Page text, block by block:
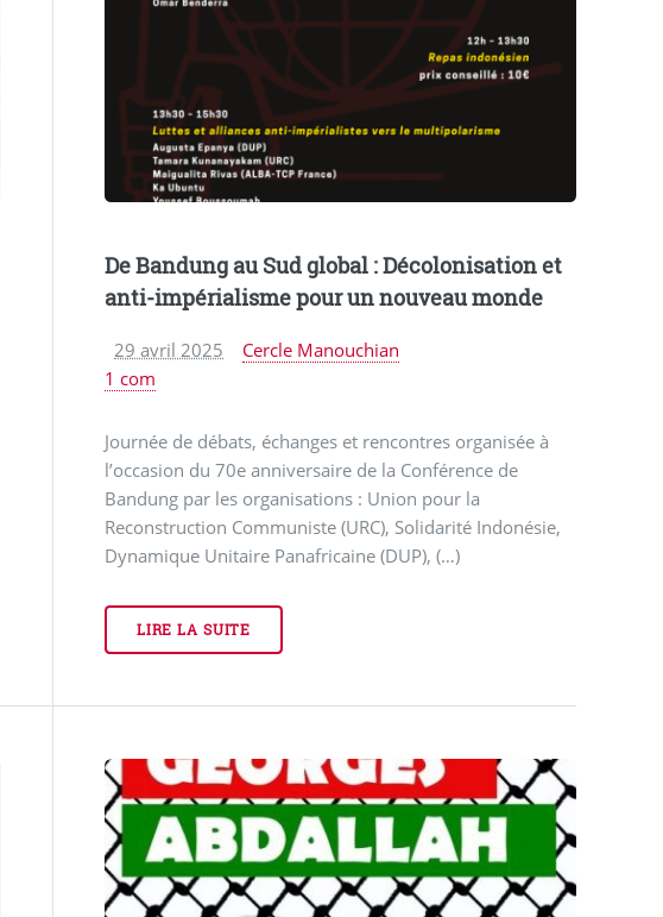
De Bandung au Sud global : Décolonisation et
anti-impérialisme pour un nouveau monde
29 avril 2025
Cercle Manouchian
1 com
Journée de débats, échanges et rencontres organisée à
l’occasion du 70e anniversaire de la Conférence de
Bandung par les organisations : Union pour la
Reconstruction Communiste (URC), Solidarité Indonésie,
Dynamique Unitaire Panafricaine (DUP), (…)
LIRE LA SUITE